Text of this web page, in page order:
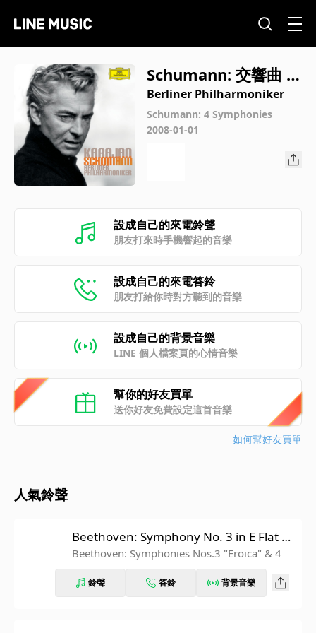
Schumann: 交響曲 第
3番 変ホ長調 作品97
《ライン》: 第4楽章:
Feierlich
Berliner Philharmoniker
Schumann: 4 Symphonies
2008-01-01
設成自己的來電鈴聲
朋友打來時手機響起的音樂
設成自己的來電答鈴
朋友打給你時對方聽到的音樂
設成自己的背景音樂
LINE 個人檔案頁的心情音樂
幫你的好友買單
送你好友免費設定這首音樂
如何幫好友買單
人氣鈴聲
Beethoven: Symphony No. 3 in E Flat M
ajor, Op. 55 "Eroica": IV. Finale. Allegro
Beethoven: Symphonies Nos.3 "Eroica" & 4
鈴聲 答鈴 背景音樂